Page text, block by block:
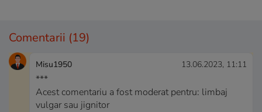
Comentarii (19)
Misu1950 13.06.2023, 11:11
***
Acest comentariu a fost moderat pentru: limbaj
vulgar sau jignitor